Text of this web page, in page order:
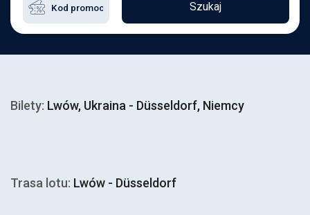
Szukaj
Bilety: Lwów, Ukraina - Düsseldorf, Niemcy
Trasa lotu: Lwów - Düsseldorf